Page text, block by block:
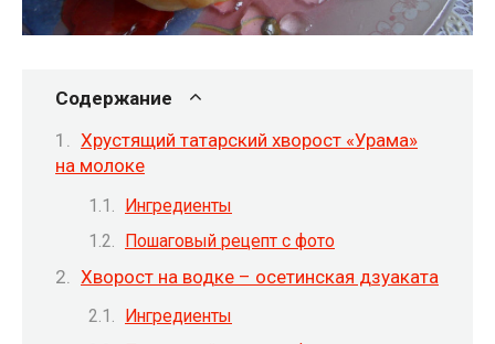
Содержание
Хрустящий татарский хворост «Урама»
на молоке
Ингредиенты
Пошаговый рецепт с фото
Хворост на водке – осетинская дзуаката
Ингредиенты